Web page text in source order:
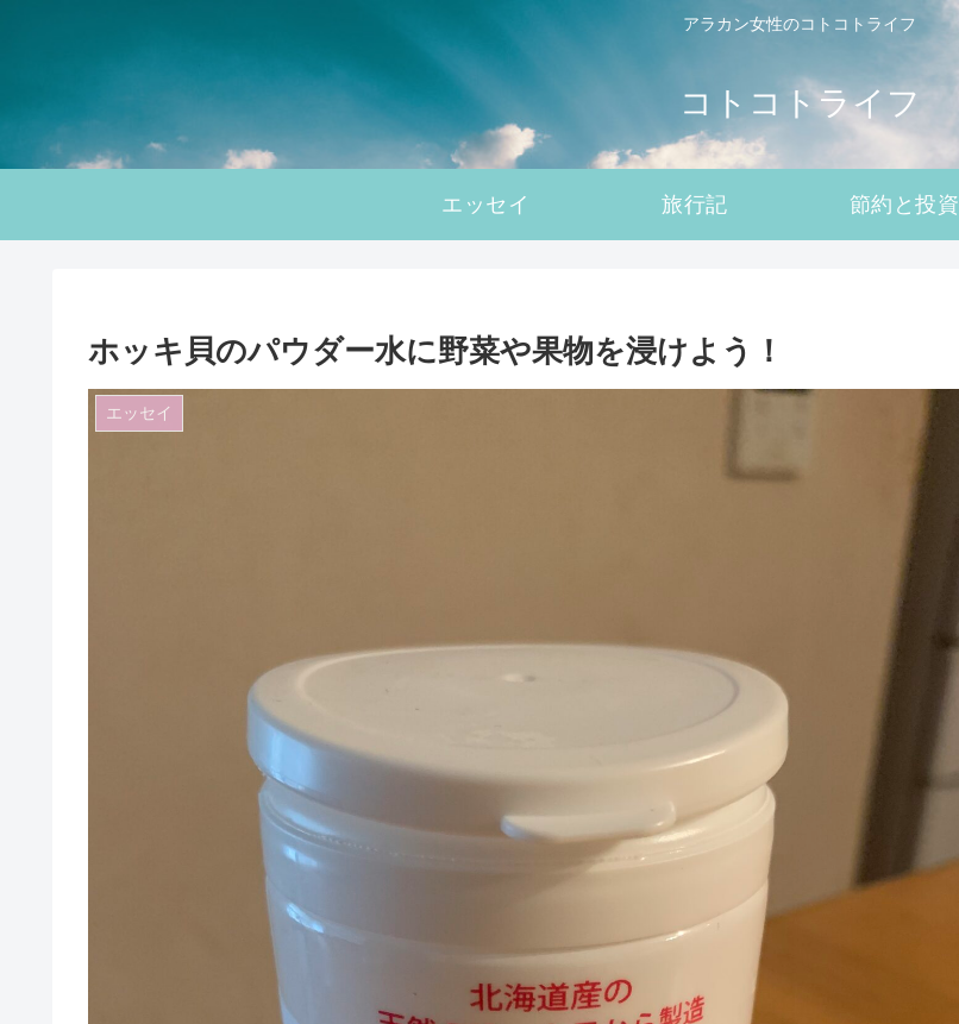
アラカン女性のコトコトライフ
コトコトライフ
エッセイ 旅行記 節約と投資
ホッキ貝のパウダー水に野菜や果物を浸けよう！
エッセイ